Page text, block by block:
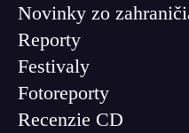
Novinky zo
Reporty
Festivaly
Fotoreporty
Recenzie CD